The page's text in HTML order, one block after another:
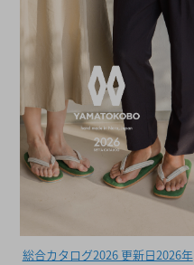
総合カタログ2026 更新日2026年